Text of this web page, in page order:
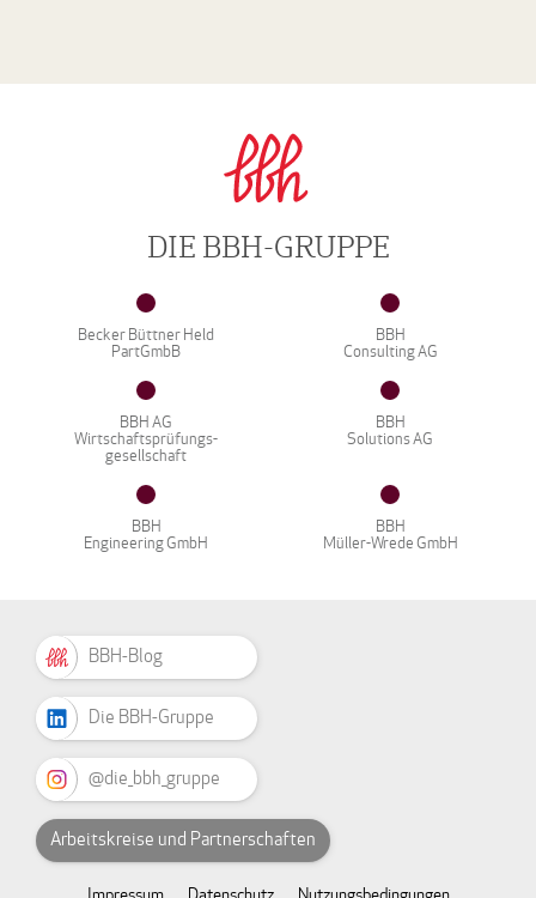
DIE BBH-GRUPPE
Becker Büttner Held
PartGmbB
BBH
Consulting AG
BBH AG
Wirtschaftsprüfungs-
gesellschaft
BBH
Solutions AG
BBH
Engineering GmbH
BBH
Müller-Wrede GmbH
BBH-Blog
Die BBH-Gruppe
@die_bbh_gruppe
Arbeitskreise und Partnerschaften